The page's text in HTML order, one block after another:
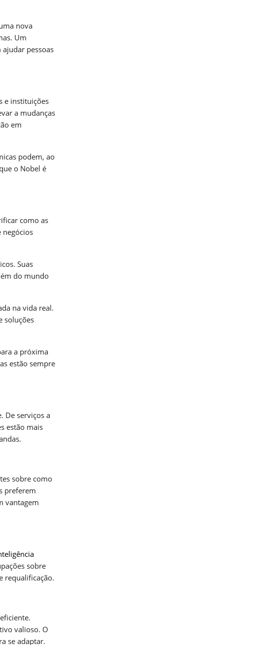
nova
Um
pessoas
e instituições
a mudanças
em
podem, ao
o Nobel é
como as
negócios
Suas
do mundo
na vida real.
soluções
a próxima
estão sempre
De serviços a
estão mais
sobre como
preferem
vantagem
sobre
requalificação.
valioso. O
se adaptar.